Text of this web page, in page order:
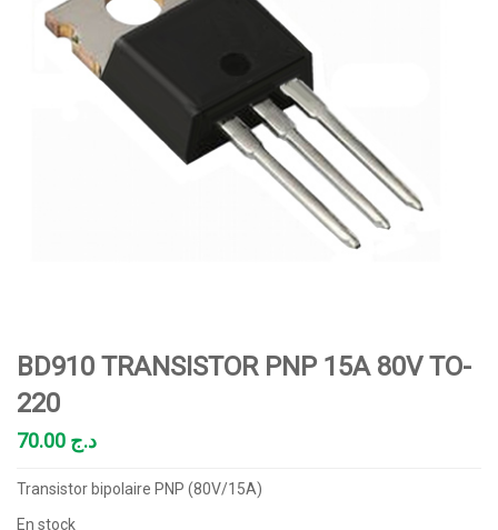
BD910 TRANSISTOR PNP 15A 80V TO-
220
د.ج
Transistor bipolaire PNP (80V/15A)
En stock